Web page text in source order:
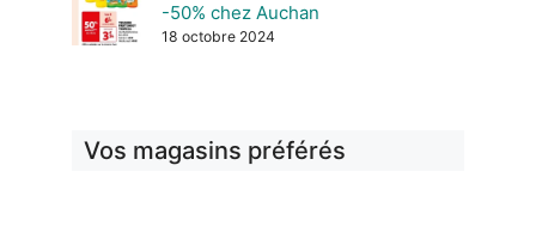
-50% chez Auchan
18 octobre 2024
Vos magasins préférés